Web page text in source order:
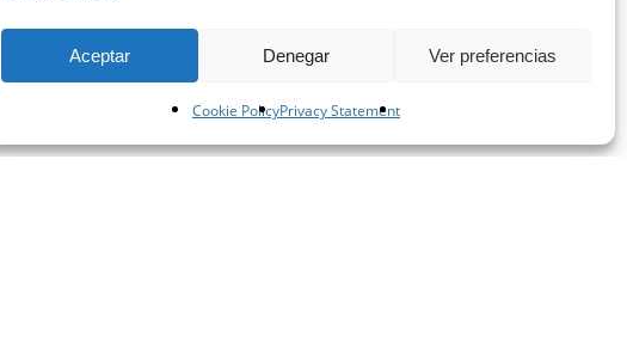
Aceptar Denegar Ver preferencias
Cookie PolicyPrivacy Statement